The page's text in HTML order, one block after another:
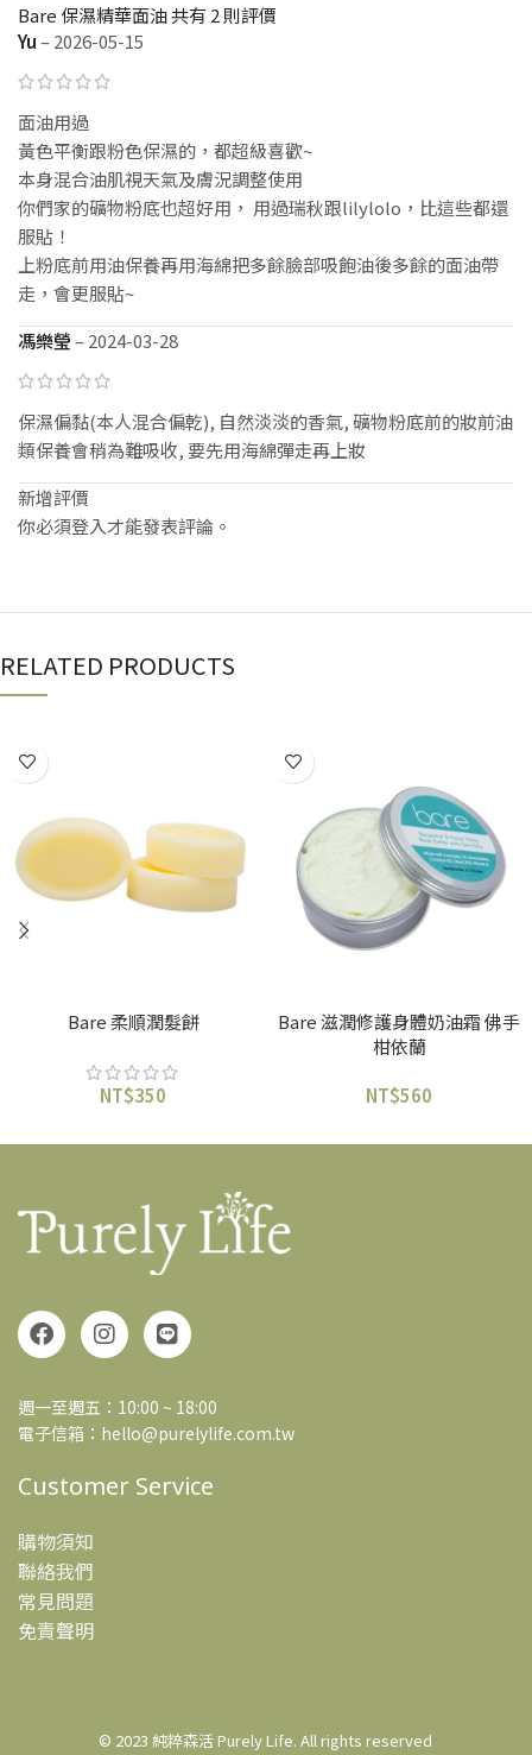
Bare 保濕精華面油共有 2 則評價
Yu–2026-05-15
面油用過
黃色平衡跟粉色保濕的，都超級喜歡~
本身混合油肌視天氣及膚況調整使用
你們家的礦物粉底也超好用， 用過瑞秋跟lilylolo，比這些都還
服貼！
上粉底前用油保養再用海綿把多餘臉部吸飽油後多餘的面油帶
走，會更服貼~
馮樂瑩–2024-03-28
保濕偏黏(本人混合偏乾), 自然淡淡的香氣, 礦物粉底前的妝前油
類保養會稍為難吸收, 要先用海綿彈走再上妝
新增評價
你必須登入才能發表評論。
RELATED PRODUCTS
售罄
Bare 柔順潤髮餅
NT$350
Bare 滋潤修護身體奶油霜 佛手
柑依蘭
NT$560
週一至週五：10:00 ~ 18:00
電子信箱：hello@purelylife.com.tw
Customer Service
購物須知
聯絡我們
常見問題
免責聲明
© 2023 純粹森活 Purely Life. All rights reserved